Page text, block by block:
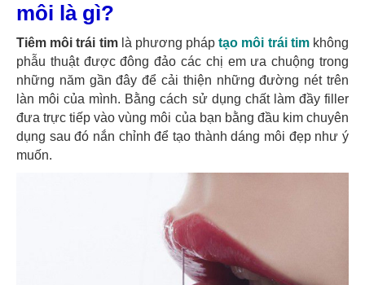
môi là gì?
Tiêm môi trái timlà phương pháptạo môi trái timkhông
phẫu thuật được đông đảo các chị em ưa chuộng trong
những năm gần đây để cải thiện những đường nét trên
làn môi của mình. Bằng cách sử dụng chất làm đầy filler
đưa trực tiếp vào vùng môi của bạn bằng đầu kim chuyên
dụng sau đó nắn chỉnh để tạo thành dáng môi đẹp như ý
muốn.